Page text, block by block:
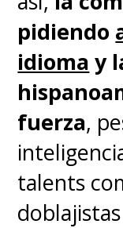
año.
La
tendrá
dirigidos
cuales
deColin
pidiendo
idioma y
fuerza,
talents